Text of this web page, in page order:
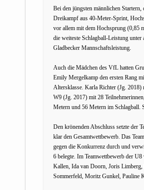
Bei den jüngsten männlichen
Dreikampf aus 40-Meter-Sprint,
vor allem mit dem Hochsprung (0,85
die weiteste Schlagball-Leistung
Gladbecker Mannschaftsleistung.
Auch die Mädchen des VfL hatten
Emily Mergelkamp den ersten Rang
Altersklasse. Karla Richter (Jg. 2018)
W9 (Jg. 2017) mit 28
Metern und 56 Metern im Schlagball.
Den krönenden Abschluss setzte der
klar den Gesamtwettbewerb. Das
gegen die Konkurrenz durch und
6 belegte. Im Teamwettbewerb der
Kallen, Ida van Doorn, Joris Limberg,
Sommerfeld, Moritz Gunkel, Pauline